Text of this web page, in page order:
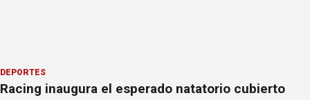
DEPORTES
Racing inaugura el esperado natatorio cubierto